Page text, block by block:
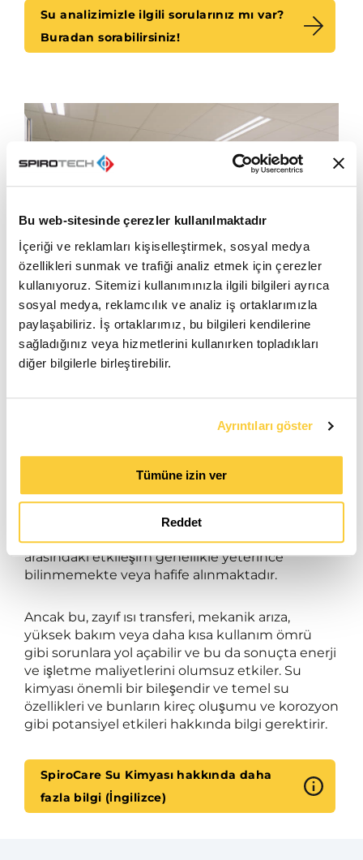
Bu web-sitesinde çerezler kullanılmaktadır
İçeriği ve reklamları kişiselleştirmek, sosyal medya
özellikleri sunmak ve trafiği analiz etmek için çerezler
kullanıyoruz. Sitemizi kullanımınızla ilgili bilgileri ayrıca
sosyal medya, reklamcılık ve analiz iş ortaklarımızla
paylaşabiliriz. İş ortaklarımız, bu bilgileri kendilerine
sağladığınız veya hizmetlerini kullanırken topladıkları
diğer bilgilerle birleştirebilir.
Ayrıntıları göster
Tümüne izin ver
Reddet
Su analizimizle ilgili sorularınız mı var?
Buradan sorabilirsiniz!
SpiroCare Su Kimyası
sistemlerinde su, sistemin en önemli
pH, oksijen ve kalsiyum içeriği), mekanik
bileşenler (borular, radyatörler ve ısı eşanjörleri)
ve fiziksel özellikler (örn. basınç ve sıcaklık)
arasındaki etkileşim genellikle yeterince
bilinmemekte veya hafife alınmaktadır.
Ancak bu, zayıf ısı transferi, mekanik arıza,
yüksek bakım veya daha kısa kullanım ömrü
gibi sorunlara yol açabilir ve bu da sonuçta enerji
ve işletme maliyetlerini olumsuz etkiler. Su
kimyası önemli bir bileşendir ve temel su
özellikleri ve bunların kireç oluşumu ve korozyon
gibi potansiyel etkileri hakkında bilgi gerektirir.
SpiroCare Su Kimyası hakkında daha
fazla bilgi (İngilizce)